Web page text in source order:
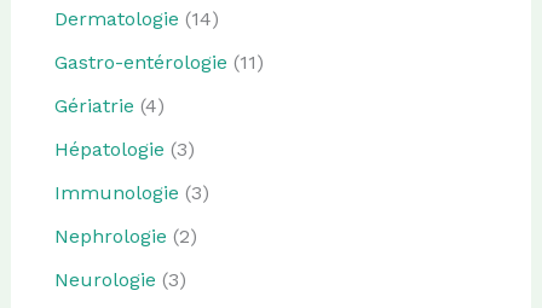
Dermatologie (14)
Gastro-entérologie (11)
Gériatrie (4)
Hépatologie (3)
Immunologie (3)
Nephrologie (2)
Neurologie (3)